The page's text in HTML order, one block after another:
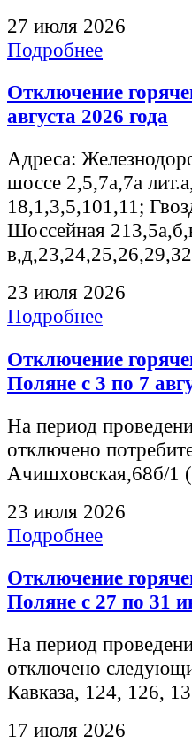
27 июля 2026
Подробнее
Отключение
августа 2026 года
Адреса:
шоссе 2,5,7а,7а
18,1,3,5,101,11;
Шоссейная
23 июля 2026
Подробнее
Отключение
Поляне с 3 по 7
На период
отключено
Ачишховская,68б/
23 июля 2026
Подробнее
Отключение
Поляне с 27 по 31
На период
отключено
Кавказа, 124, 126,
17 июля 2026